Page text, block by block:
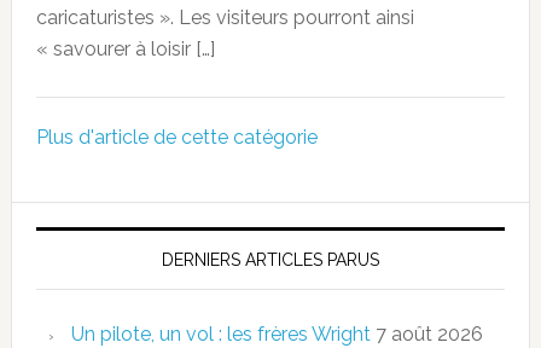
caricaturistes ». Les visiteurs pourront ainsi
« savourer à loisir […]
Plus d'article de cette catégorie
DERNIERS ARTICLES PARUS
Un pilote, un vol : les frères Wright 7 août 2026